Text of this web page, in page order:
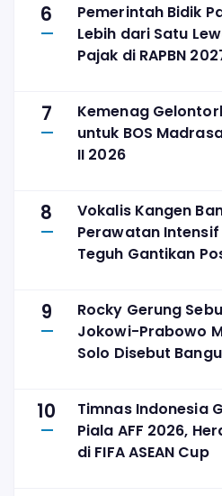
6
Pemerintah Bidik
Lebih dari Satu
Pajak di RAPBN
7
Kemenag
untuk BOS
II 2026
8
Vokalis Kangen
Perawatan Intensif
Teguh Gantikan
9
Rocky Gerung
Jokowi-Prabowo
Solo Disebut
10
Timnas Indonesia
Piala AFF 2026,
di FIFA ASEAN Cup